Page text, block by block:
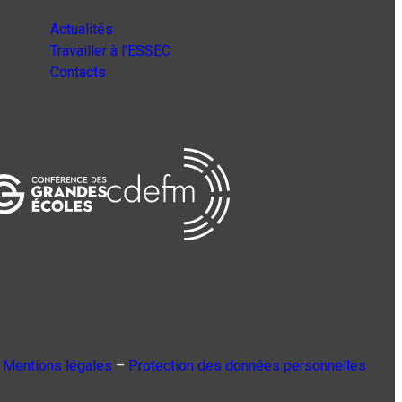
Actualités
Travailler à l’ESSEC
Contacts
Mentions légales – Protection des données personnelles